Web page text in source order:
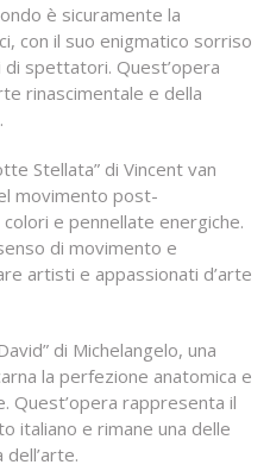
è sicuramente la
con il suo enigmatico sorriso
di spettatori. Quest’opera
rinascimentale e della
Stellata” di Vincent van
movimento post-
e pennellate energiche.
di movimento e
artisti e appassionati d’arte
di Michelangelo, una
la perfezione anatomica e
Quest’opera rappresenta il
italiano e rimane una delle